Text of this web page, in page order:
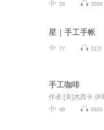
28 3599
星｜手工手帐
77 31万
手工咖啡
48 5920